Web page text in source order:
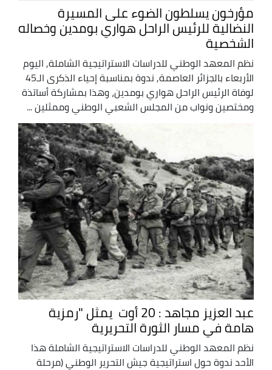
مؤرخون يسلطون الضوء على المسيرة
النضالية للرئيس الراحل هواري بومدين وخصاله
الشخصية
نظم المعهد الوطني للدراسات الاستراتيجية الشاملة, اليوم
الأربعاء بالجزائر العاصمة, ندوة بمناسبة إحياء الذكرى الـ45
لوفاة الرئيس الراحل هواري بومدين، وهذا بمشاركة أساتذة
ومختصين ونواب من المجلس الشعبي الوطني وممثلين ...
عبد العزيز مجاهد : 20 أوت يمثل "رمزية
هامة في مسار الثورة التحريرية
نظم المعهد الوطني للدراسات الاستراتيجية الشاملة هذا
الأحد ندوة حول استراتيجية جيش التحرير الوطني (مرحلة